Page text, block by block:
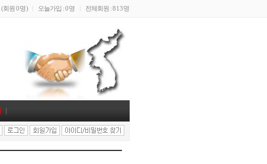
(회원 0명) 오늘가입 :0명 전체회원 :813명